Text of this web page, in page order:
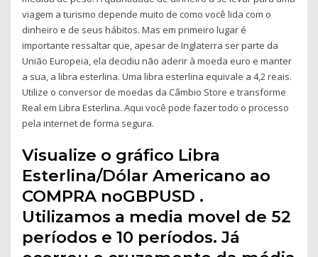
viagem a turismo depende muito de como você lida com o
dinheiro e de seus hábitos. Mas em primeiro lugar é
importante ressaltar que, apesar de Inglaterra ser parte da
União Europeia, ela decidiu não aderir à moeda euro e manter
a sua, a libra esterlina. Uma libra esterlina equivale a 4,2 reais.
Utilize o conversor de moedas da Câmbio Store e transforme
Real em Libra Esterlina. Aqui você pode fazer todo o processo
pela internet de forma segura.
Visualize o gráfico Libra
Esterlina/Dólar Americano ao
COMPRA noGBPUSD .
Utilizamos a media movel de 52
períodos e 10 períodos. Já